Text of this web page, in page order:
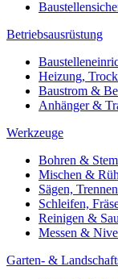
Betriebsausrüstung
Heizung,
Baustrom &
Anhänger &
Werkzeuge
Bohren &
Mischen &
Sägen,
Schleifen,
Reinigen &
Messen &
Garten- &